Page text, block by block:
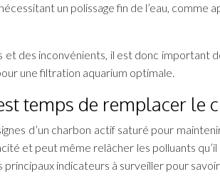
un polissage fin de l’eau,
des inconvénients, il est donc important
une filtration aquarium optimale.
temps de remplacer le
d’un charbon actif saturé pour
et peut même relâcher les polluants qu’il
indicateurs à surveiller pour